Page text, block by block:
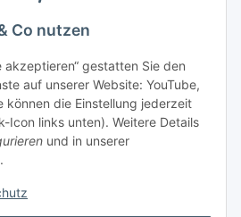
Co nutzen
akzeptieren“ gestatten Sie den
auf unserer Website: YouTube,
können die Einstellung jederzeit
Icon links unten). Weitere Details
und in unserer
.